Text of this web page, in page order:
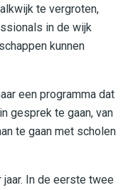
te vergroten,
in de wijk
kunnen
een programma dat
gesprek te gaan, van
te gaan met scholen
In de eerste twee